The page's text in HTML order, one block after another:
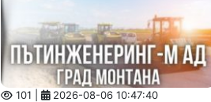
101 | 2026-08-06 10:47:40